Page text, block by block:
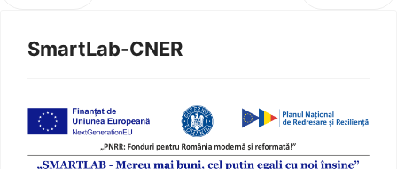
SmartLab-CNER